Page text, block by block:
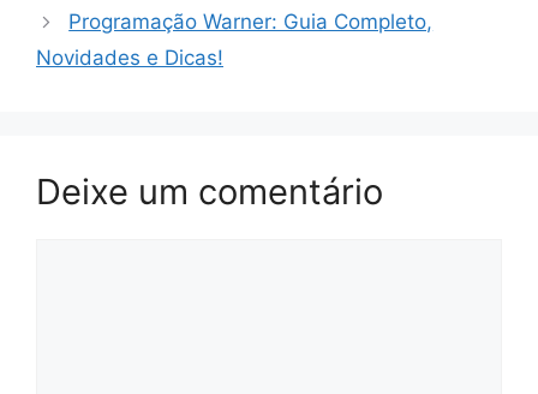
Programação Warner: Guia Completo,
Novidades e Dicas!
Deixe um comentário